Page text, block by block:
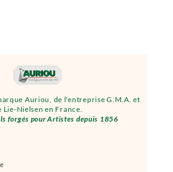
Auriou, de l'entreprise G.M.A. et
Lie-Nielsen en France.
forgés pour Artistes depuis 1856